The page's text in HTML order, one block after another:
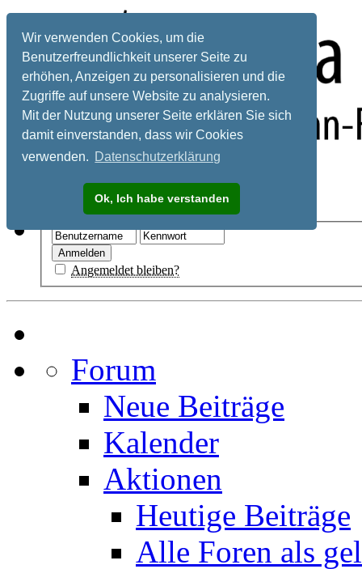
Wir verwenden Cookies, um die
Benutzerfreundlichkeit unserer Seite zu
erhöhen, Anzeigen zu personalisieren und die
Zugriffe auf unsere Website zu analysieren.
Mit der Nutzung unserer Seite erklären Sie sich
damit einverstanden, dass wir Cookies
verwenden. Datenschutzerklärung
Ok, Ich habe verstanden
Registrieren
Angemeldet bleiben?
Forum
Neue Beiträge
Kalender
Aktionen
Heutige Beiträge
Alle Foren als